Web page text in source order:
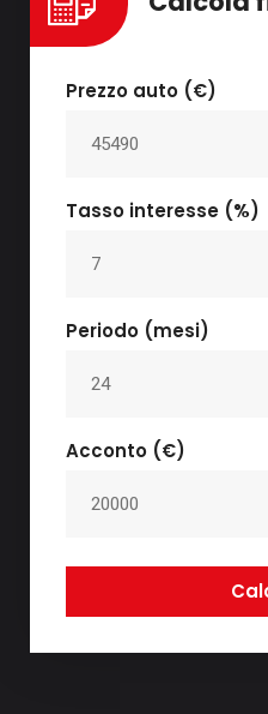
Prezzo auto (€)
Tasso interesse (%)
Periodo (mesi)
Acconto (€)